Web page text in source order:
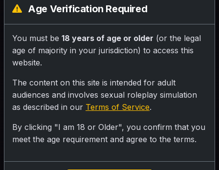
मेरे जिग्नेश की चुदक्कड़ माँ का नाम नीता है। उनकी उम्र
40 साल है, शरीर का रंग सांवला, फिगर 36-30-36
है। उनकी हाइट 5.2 और वजन 52 किलो होगा। नीता
का शरीर पतला है लेकिन गांड थोड़ी बड़ी और बाहर
निकली हुई है। जब नीता बैठी हुई होती है तब नीता का पेट
थोड़ा मोटा हो जाता है। उनके स्तन नरम हैं वह और नीचे
हैं।
Age Verification Required
You must be 18 years of age or older (or the legal
age of majority in your jurisdiction) to access this
website.
The content on this site is intended for adult
audiences and involves sexual roleplay simulation
as described in our Terms of Service.
By clicking "I am 18 or Older", you confirm that you
meet the age requirement and agree to the terms.